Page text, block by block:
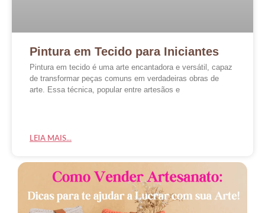
Pintura em Tecido para Iniciantes
Pintura em tecido é uma arte encantadora e versátil, capaz
de transformar peças comuns em verdadeiras obras de
arte. Essa técnica, popular entre artesãos e
LEIA MAIS...